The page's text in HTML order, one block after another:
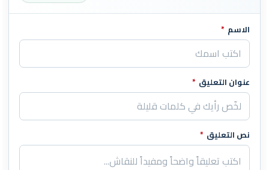
اترك هذا الحقل فارغاً
الاسم *
عنوان التعليق *
نص التعليق *